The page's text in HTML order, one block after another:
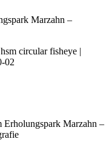
Marzahn –
circular fisheye |
02